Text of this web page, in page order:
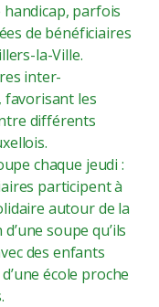
parfois
de bénéficiaires
la-Ville.
inter-
les
différents
chaque jeudi :
participent à
autour de la
soupe qu’ils
des enfants
école proche